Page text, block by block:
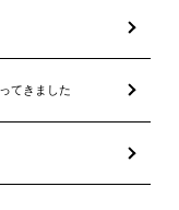
てきました